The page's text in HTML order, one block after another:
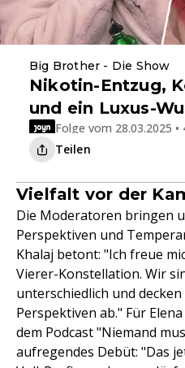
Big Brother - Die Show
Nikotin-Entzug,
und ein Luxus-
Folge vom 28.03.2025 •
Teilen
Vielfalt vor der
Die Moderatoren bringen
Perspektiven und
Khalaj betont: "Ich freue
Vierer-Konstellation. Wir
unterschiedlich und
Perspektiven ab." Für
dem Podcast "Niemand
aufregendes Debüt: "Das